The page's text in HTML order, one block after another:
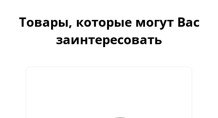
Товары, которые могут Вас
заинтересовать